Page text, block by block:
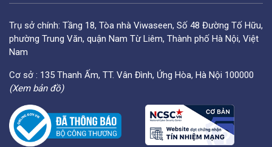
Trụ sở chính: Tầng 18, Tòa nhà Viwaseen, Số 48 Đường Tố Hữu,
phường Trung Văn, quận Nam Từ Liêm, Thành phố Hà Nội, Việt
Nam
Cơ sở : 135 Thanh Ấm, TT. Vân Đình, Ứng Hòa, Hà Nội 100000
(Xem bản đồ)